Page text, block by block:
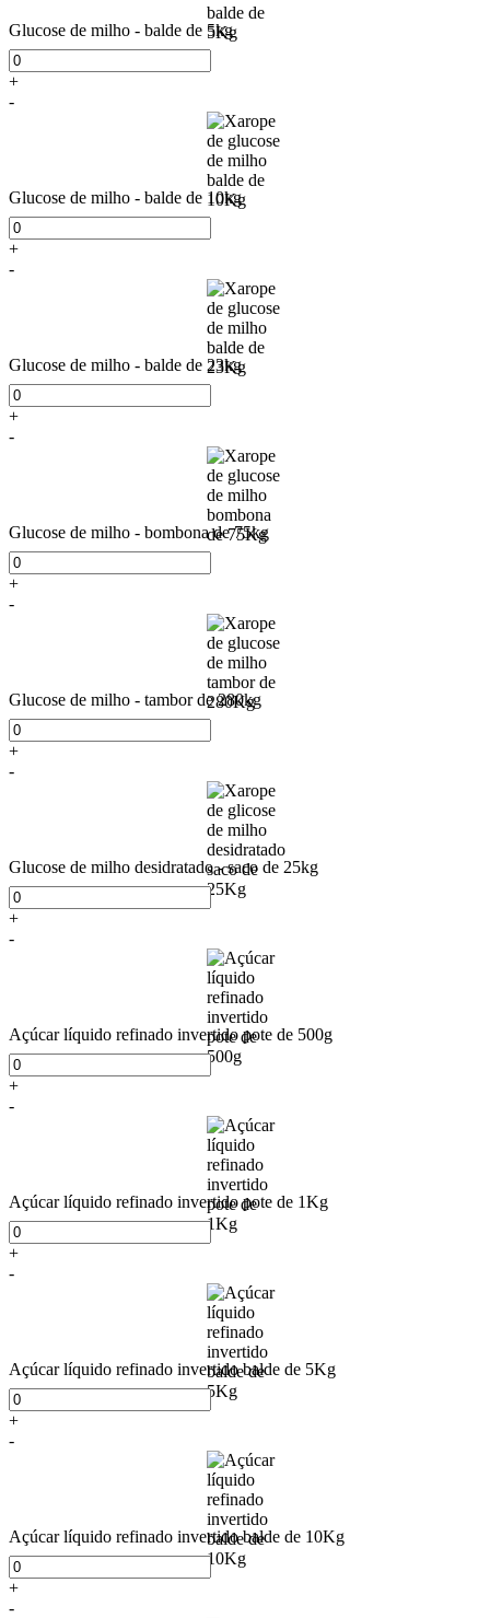
Glucose de milho - balde de 5kg
+
-
Glucose de milho - balde de 10kg
+
-
Glucose de milho - balde de 23kg
+
-
Glucose de milho - bombona de 75kg
+
-
Glucose de milho - tambor de 280kg
+
-
Glucose de milho desidratado - saco de 25kg
+
-
Açúcar líquido refinado invertido pote de 500g
+
-
Açúcar líquido refinado invertido pote de 1Kg
+
-
Açúcar líquido refinado invertido balde de 5Kg
+
-
Açúcar líquido refinado invertido balde de 10Kg
+
-